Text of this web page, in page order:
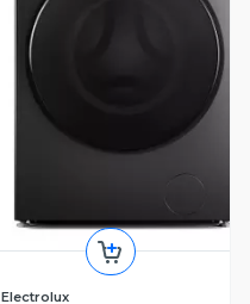
Electrolux